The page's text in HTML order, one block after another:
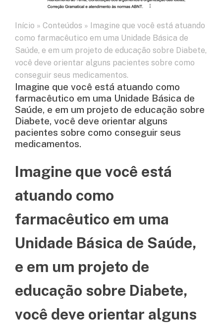
Início » Conteúdos » Imagine que você está atuando
como farmacêutico em uma Unidade Básica de
Saúde, e em um projeto de educação sobre Diabete,
você deve orientar alguns pacientes sobre como
conseguir seus medicamentos.
Imagine que você está atuando como
farmacêutico em uma Unidade Básica de
Saúde, e em um projeto de educação sobre
Diabete, você deve orientar alguns
pacientes sobre como conseguir seus
medicamentos.
Imagine que você está
atuando como
farmacêutico em uma
Unidade Básica de Saúde,
e em um projeto de
educação sobre Diabete,
você deve orientar alguns